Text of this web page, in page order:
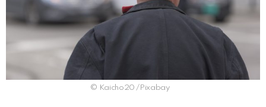
© Kaicho20 /Pixabay